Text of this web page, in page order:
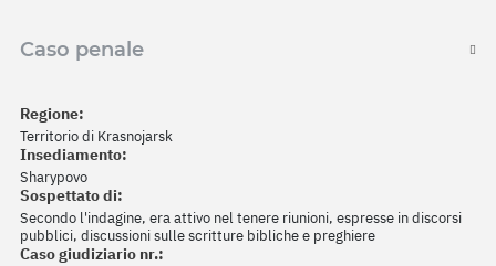
Caso penale
Regione:
Territorio di Krasnojarsk
Insediamento:
Sharypovo
Sospettato di:
Secondo l'indagine, era attivo nel tenere riunioni, espresse in discorsi
pubblici, discussioni sulle scritture bibliche e preghiere
Caso giudiziario nr.: